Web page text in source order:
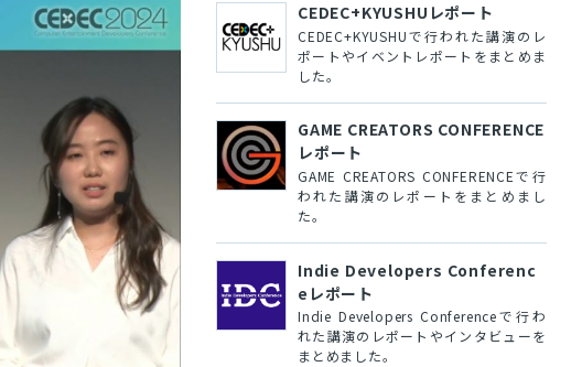
CEDEC+KYUSHUレポート
CEDEC+KYUSHUで行われた講演のレ
ポートやイベントレポートをまとめま
した。
GAME CREATORS CONFERENCE
レポート
GAME CREATORS CONFERENCEで行
われた講演のレポートをまとめまし
た。
Indie Developers Conferenc
eレポート
Indie Developers Conferenceで行わ
れた講演のレポートやインタビューを
まとめました。